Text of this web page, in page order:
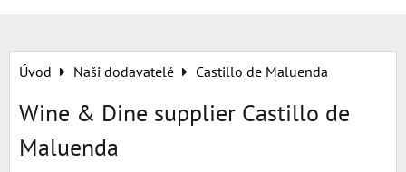
Úvod Naši dodavatelé Castillo de Maluenda
Wine & Dine supplier Castillo de
Maluenda